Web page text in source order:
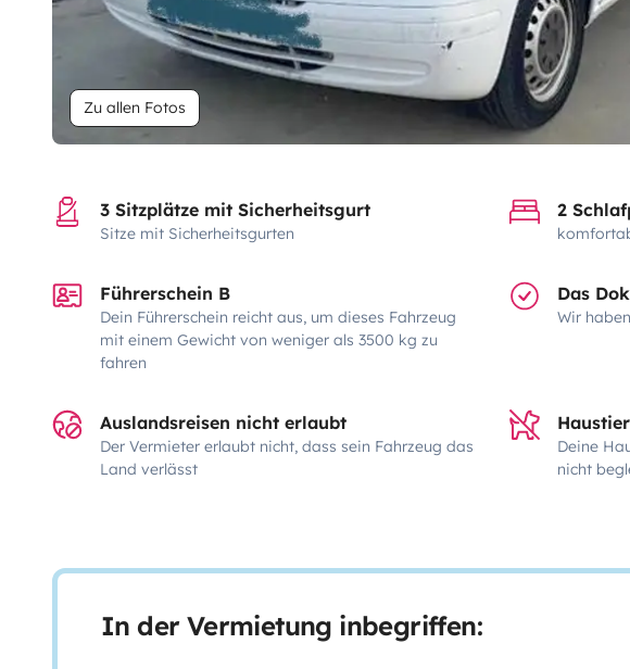
Zu allen Fotos
3 Sitzplätze mit Sicherheitsgurt
Sitze mit Sicherheitsgurten
2
Führerschein B
Dein Führerschein reicht aus, um dieses Fahrzeug
mit einem Gewicht von weniger als 3500 kg zu
fahren
Das
Wir
Auslandsreisen nicht erlaubt
Der Vermieter erlaubt nicht, dass sein Fahrzeug das
Land verlässt
Deine
nicht
In der Vermietung inbegriffen: